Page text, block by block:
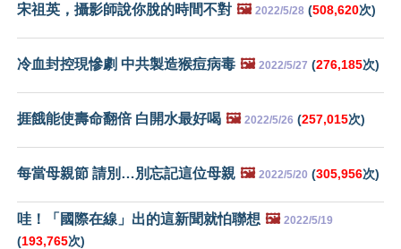
宋祖英，攝影師說你脫的時間不對 🖼️ 2022/5/28 (508,620次)
冷血封控現慘劇 中共製造猴痘病毒 🖼️ 2022/5/27 (276,185次)
捱餓能使壽命翻倍 白開水最好喝 🖼️ 2022/5/26 (257,015次)
每當母親節 請別…別忘記這位母親 🖼️ 2022/5/20 (305,956次)
哇！「國際在線」出的這新聞就怕聯想 🖼️ 2022/5/19
(193,765次)